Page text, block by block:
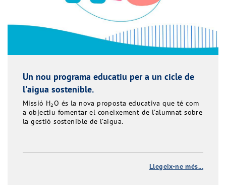
Un nou programa educatiu per a un cicle de
l'aigua sostenible.
Missió H₂O és la nova proposta educativa que té com
a objectiu fomentar el coneixement de l'alumnat sobre
la gestió sostenible de l’aigua.
Llegeix-ne més...